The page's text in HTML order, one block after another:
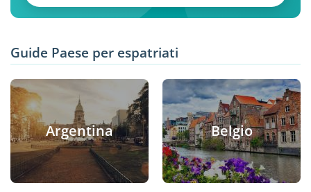
Guide Paese per espatriati
Argentina Belgio